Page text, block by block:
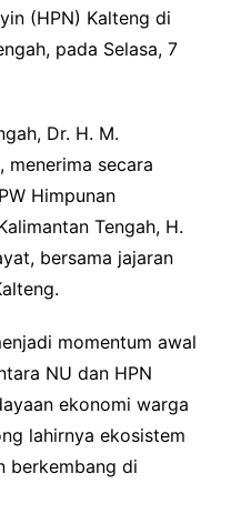
(HPN) Kalteng di
pada Selasa, 7
Dr. H. M.
menerima secara
Himpunan
Tengah, H.
bersama jajaran
momentum awal
NU dan HPN
ekonomi warga
lahirnya ekosistem
berkembang di